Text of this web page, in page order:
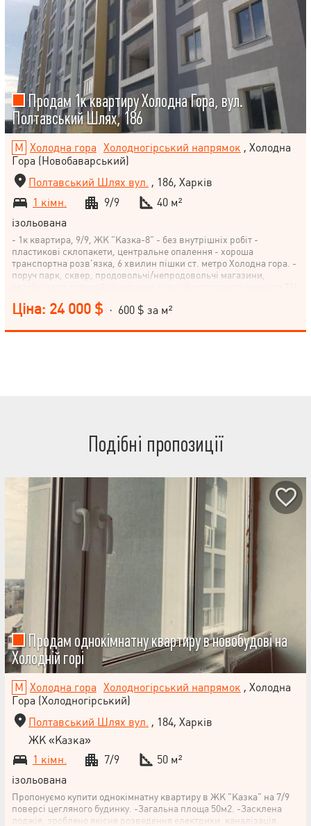
Продам 1к квартиру Холодна Гора, вул.
Полтавський Шлях, 186
Холодна гора Холодногірський напрямок , Холодна
Гора (Новобаварський)
Полтавський Шлях вул. , 186, Харків
1 кімн.
9/9
40 м²
ізольована
- 1к квартира, 9/9, ЖК "Казка-8" - без внутрішніх робіт -
пластикові склопакети, центральне опалення - хороша
транспортна розв'язка, 6 хвилин пішки ст. метро Холодна гора. -
поруч парк, сквер, продовольчі/непродовольчі магазини,
Ціна: 24 000 $ · 600 $ за м²
Подібні пропозиції
Продам однокімнатну квартиру в новобудові на
Холодній горі
Холодна гора Холодногірський напрямок , Холодна
Гора (Холодногірський)
Полтавський Шлях вул. , 184, Харків
ЖК «Казка»
1 кімн.
7/9
50 м²
ізольована
Пропонуємо купити однокімнатну квартиру в ЖК "Казка" на 7/9
поверсі цегляного будинку. -Загальна площа 50м2. -Засклена
лоджія, зроблено якісне розведення електрики, каналізація.